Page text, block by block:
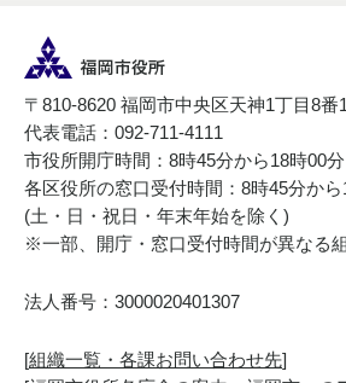
〒810-8620 福岡市中央区天神1丁目8番
代表電話：092-711-4111
市役所開庁時間：8時45分から18時00
各区役所の窓口受付時間：8時45分か
(土・日・祝日・年末年始を除く)
※一部、開庁・窓口受付時間が異なる
法人番号：3000020401307
[組織一覧・各課お問い合わせ先]